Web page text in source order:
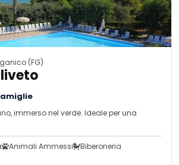
(FG)
immerso nel verde. Ideale per una
Animali Ammessi Biberoneria